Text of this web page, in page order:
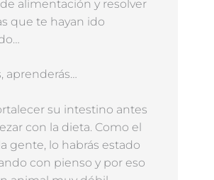
alimentación y resolver
que te hayan ido
aprenderás…
su intestino antes
con la dieta. Como el
gente, lo habrás estado
con pienso y por eso